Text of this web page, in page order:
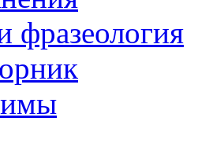
фразеология